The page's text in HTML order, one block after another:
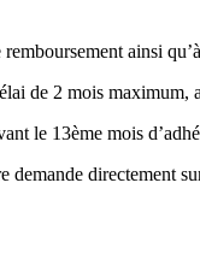
ainsi
de 2 mois maximum,
le 13ème mois
directement